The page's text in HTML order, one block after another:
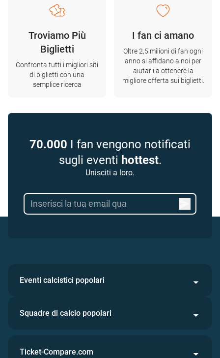
Troviamo Più
Biglietti
Confronta tutti i migliori siti
di biglietti con una
semplice ricerca
I fan ci amano
Oltre 2,5 milioni di fan ogni
anno si affidano a noi per
aiutarli a ottenere la
migliore offerta sui biglietti.
70.000 I fan vengono notificati
sugli eventi hottest.
Unisciti a loro.
Eventi calcistici popolari
Squadre di calcio popolari
Ticket-Compare.com